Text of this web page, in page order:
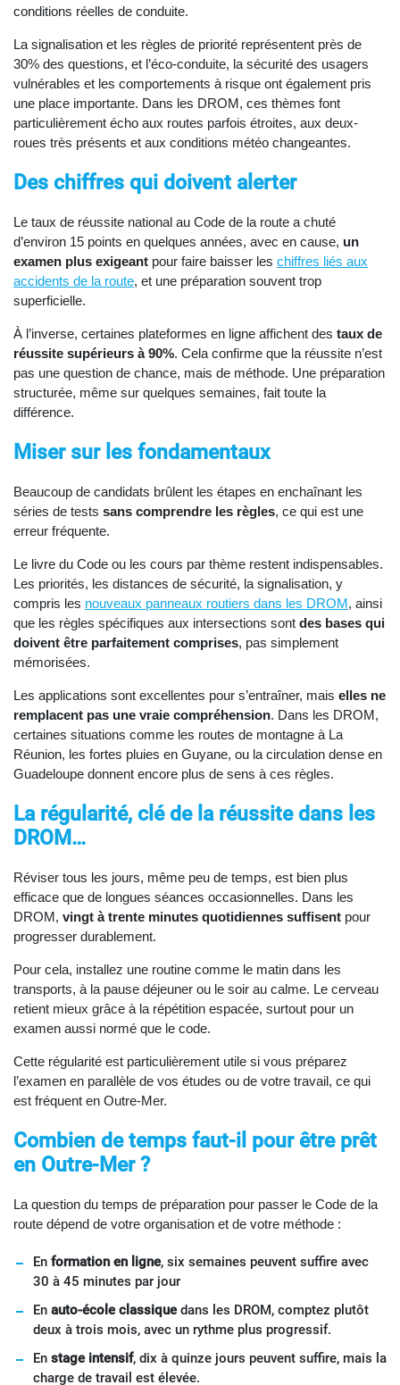
conditions réelles de conduite.
La signalisation et les règles de priorité représentent près de
30% des questions, et l’éco-conduite, la sécurité des usagers
vulnérables et les comportements à risque ont également pris
une place importante. Dans les DROM, ces thèmes font
particulièrement écho aux routes parfois étroites, aux deux-
roues très présents et aux conditions météo changeantes.
Des chiffres qui doivent alerter
Le taux de réussite national au Code de la route a chuté
d’environ 15 points en quelques années, avec en cause, un
examen plus exigeant pour faire baisser les chiffres liés aux
accidents de la route, et une préparation souvent trop
superficielle.
À l’inverse, certaines plateformes en ligne affichent des taux de
réussite supérieurs à 90%. Cela confirme que la réussite n’est
pas une question de chance, mais de méthode. Une préparation
structurée, même sur quelques semaines, fait toute la
différence.
Miser sur les fondamentaux
Beaucoup de candidats brûlent les étapes en enchaînant les
séries de tests sans comprendre les règles, ce qui est une
erreur fréquente.
Le livre du Code ou les cours par thème restent indispensables.
Les priorités, les distances de sécurité, la signalisation, y
compris les nouveaux panneaux routiers dans les DROM, ainsi
que les règles spécifiques aux intersections sont des bases qui
doivent être parfaitement comprises, pas simplement
mémorisées.
Les applications sont excellentes pour s’entraîner, mais elles ne
remplacent pas une vraie compréhension. Dans les DROM,
certaines situations comme les routes de montagne à La
Réunion, les fortes pluies en Guyane, ou la circulation dense en
Guadeloupe donnent encore plus de sens à ces règles.
La régularité, clé de la réussite dans les
DROM…
Réviser tous les jours, même peu de temps, est bien plus
efficace que de longues séances occasionnelles. Dans les
DROM, vingt à trente minutes quotidiennes suffisent pour
progresser durablement.
Pour cela, installez une routine comme le matin dans les
transports, à la pause déjeuner ou le soir au calme. Le cerveau
retient mieux grâce à la répétition espacée, surtout pour un
examen aussi normé que le code.
Cette régularité est particulièrement utile si vous préparez
l’examen en parallèle de vos études ou de votre travail, ce qui
est fréquent en Outre-Mer.
Combien de temps faut-il pour être prêt
en Outre-Mer ?
La question du temps de préparation pour passer le Code de la
route dépend de votre organisation et de votre méthode :
En formation en ligne, six semaines peuvent suffire avec
30 à 45 minutes par jour
En auto-école classiquedans les DROM, comptez plutôt
deux à trois mois, avec un rythme plus progressif.
En stage intensif, dix à quinze jours peuvent suffire, mais la
charge de travail est élevée.